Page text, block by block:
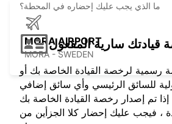
MORA AIRPORT
MORA - SWEDEN
ما الذي يجب عليك إحضاره في المحطة؟
قيادتك سارية المفعول
رسمية لرخصة القيادة الخاصة بك أو
للسائق الرئيسي وأي سائق إضافي
تم إصدار رخصة القيادة الخاصة بك
، فيجب عليك إحضار كلا الجزأين من